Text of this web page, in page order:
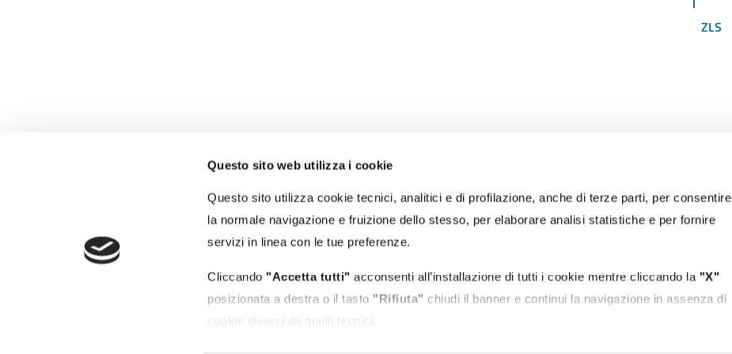
Questo sito web utilizza i cookie
Questo sito utilizza cookie tecnici, analitici e di profilazione, anche di terze parti, per consentire
la normale navigazione e fruizione dello stesso, per elaborare analisi statistiche e per fornire
servizi in linea con le tue preferenze.
Cliccando "Accetta tutti" acconsenti all’installazione di tutti i cookie mentre cliccando la "X"
posizionata a destra o il tasto "Rifiuta" chiudi il banner e continui la navigazione in assenza di
cookie diversi da quelli tecnici.
ZLS
Autorità di Sistema
Portuale del Mar Tirreno
Centro Settentrionale
Porti di Civitavecchia - Fiumicino - Gaeta
Molo Vespucci - 00053 Civitavecchia (RM)
RECAPITI
PEC:protocollo@portidiroma.legalmailpa.it(La casella PEC riceve messaggi
esclusivamente da indirizzi di Posta Elettronica Certificata)
Email:
Recapito tel. reception ingresso: +39 0766 366231
P.IVA:00974341000